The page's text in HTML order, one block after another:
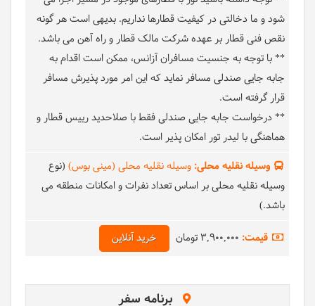
شود و ما دخالتی در کیفیت قطارها نداریم. بدیهی است هر گونه
نقص فنی قطار بر عهده شرکت مالک قطار و راه آهن می باشد.
** با توجه به جنسیت مسافران آزانس، ممکن است اقدام به
جابه جایی صندلی مسافر نماید که این امر مورد پذیرش مسافر
قرار گرفته است.
** درخواست جابه جایی صندلی فقط با صلاحدید رییس قطار و
هماهنگی با لیدر تور امکان پذیر است.
وسیله نقلیه محلی: وسیله نقلیه محلی (مینی بوس) (نوع
وسیله نقلیه محلی بر اساس تعداد نفرات و امکانات منطقه می
باشد.)
قیمت: 3,900,000 تومان خرید آنلاین
برنامه سفر